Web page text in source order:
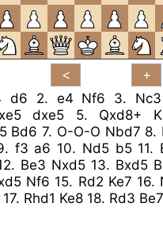
d6 2. e4 Nf6 3. Nc3
dxe5 5. Qxd8+
Bd6 7. O-O-O Nbd7 8.
f3 a6 10. Nd5 b5 11.
Be3 Nxd5 13. Bxd5
Nf6 15. Rd2 Ke7 16.
17. Rhd1 Ke8 18. Rd3 Be7